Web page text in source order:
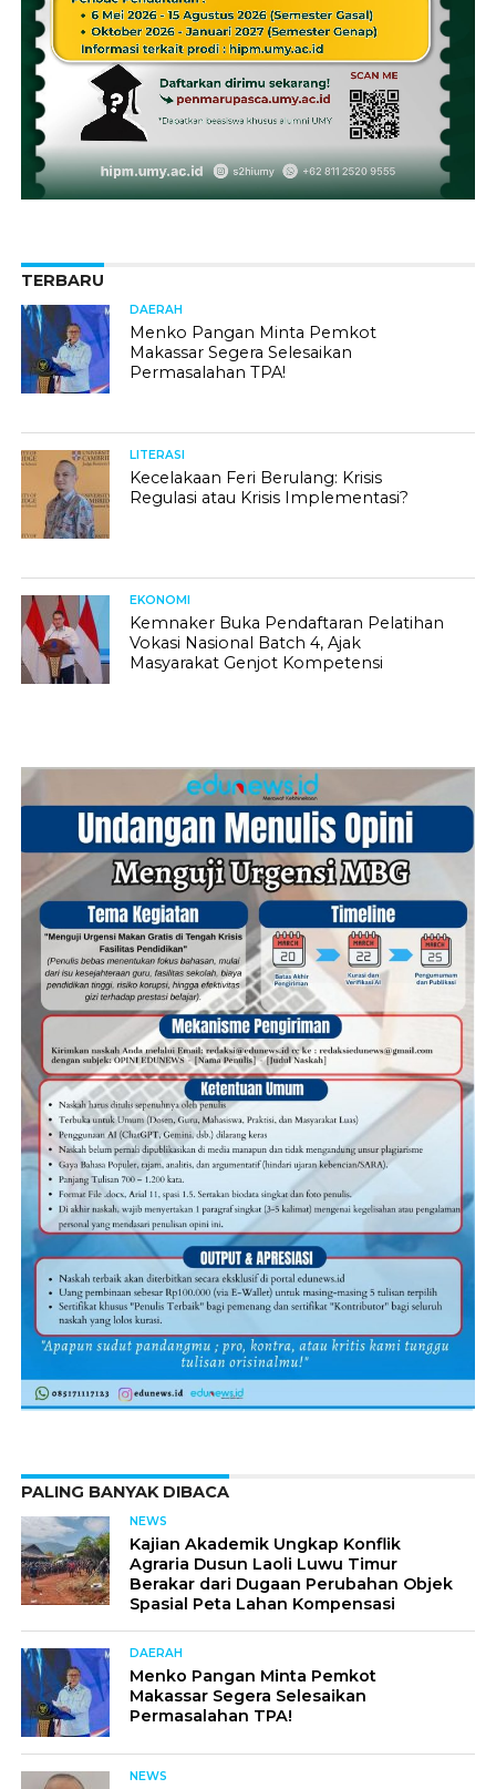
TERBARU
DAERAH
Menko Pangan Minta Pemkot
Makassar Segera Selesaikan
Permasalahan TPA!
LITERASI
Kecelakaan Feri Berulang: Krisis
Regulasi atau Krisis Implementasi?
EKONOMI
Kemnaker Buka Pendaftaran Pelatihan
Vokasi Nasional Batch 4, Ajak
Masyarakat Genjot Kompetensi
PALING BANYAK DIBACA
NEWS
Kajian Akademik Ungkap Konflik
Agraria Dusun Laoli Luwu Timur
Berakar dari Dugaan Perubahan Objek
Spasial Peta Lahan Kompensasi
DAERAH
Menko Pangan Minta Pemkot
Makassar Segera Selesaikan
Permasalahan TPA!
NEWS